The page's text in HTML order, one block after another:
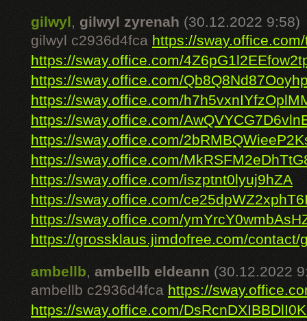
gilwyl, gilwyl zyrenah (30.12.2022 9:58)
gilwyl c2936d4fca https://
https://sway.office.com/
https://sway.office.com/
https://sway.office.com/
https://sway.office.com/
https://sway.office.com/
https://sway.office.com/
https://sway.office.com/iszptnt0lyuj9hZA
https://sway.office.com/
https://sway.office.com/
https://grossklaus.jimdofree.com/contact/
ambellb, ambellb eldeann (30.12.2022
ambellb c2936d4fca https://
https://sway.office.com/